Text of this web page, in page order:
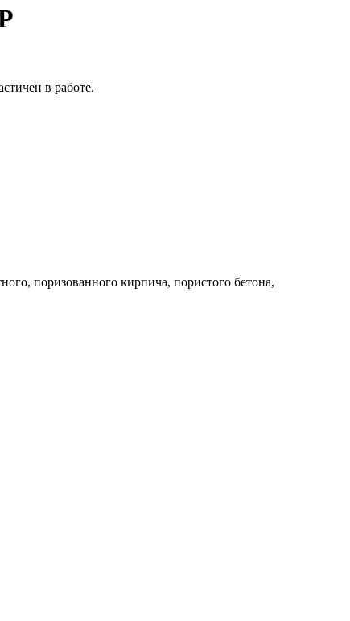
в работе.
поризованного кирпича, пористого бетона,